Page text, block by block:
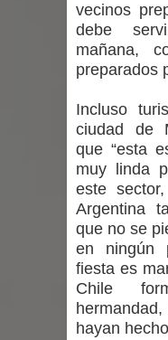
un
vecinos
debe
mañana,
preparados
Incluso
ciudad de
que “esta
muy linda
este
Argentina
que no se
en ningún
fiesta es
Chile
hayan